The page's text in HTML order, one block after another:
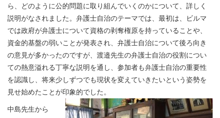
ら、どのように公的問題に取り組んでいくのかについて、詳しく
説明がなされました。弁護士自治のテーマでは、最初は、ビルマ
では政府が弁護士について資格の剥奪権原を持っていることや、
資金的基盤の弱いことが発表され、弁護士自治について後ろ向き
の意見が多かったのですが、渡邉先生の弁護士自治の役割につい
ての熱意溢れる丁寧な説明を通し、参加者も弁護士自治の重要性
を認識し、将来少しずつでも現状を変えていきたいという姿勢を
見せ始めたことが印象的でした。
中島先生から